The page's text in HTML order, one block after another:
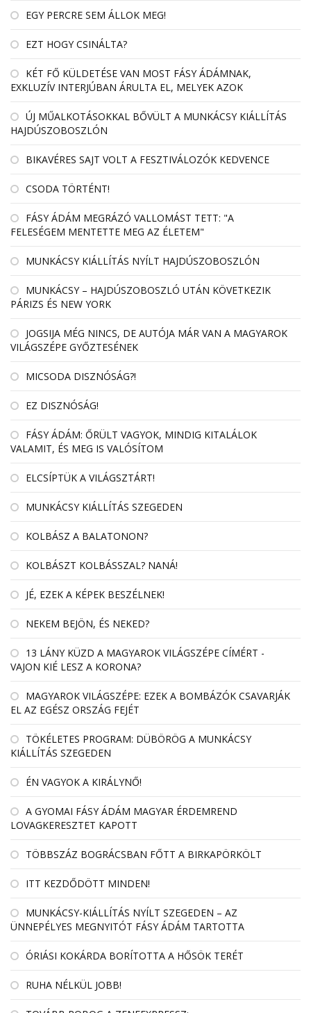
EGY PERCRE SEM ÁLLOK MEG!
EZT HOGY CSINÁLTA?
KÉT FŐ KÜLDETÉSE VAN MOST FÁSY ÁDÁMNAK,
EXKLUZÍV INTERJÚBAN ÁRULTA EL, MELYEK AZOK
ÚJ MŰALKOTÁSOKKAL BŐVÜLT A MUNKÁCSY KIÁLLÍTÁS
HAJDÚSZOBOSZLÓN
BIKAVÉRES SAJT VOLT A FESZTIVÁLOZÓK KEDVENCE
CSODA TÖRTÉNT!
FÁSY ÁDÁM MEGRÁZÓ VALLOMÁST TETT: "A
FELESÉGEM MENTETTE MEG AZ ÉLETEM"
MUNKÁCSY KIÁLLÍTÁS NYÍLT HAJDÚSZOBOSZLÓN
MUNKÁCSY – HAJDÚSZOBOSZLÓ UTÁN KÖVETKEZIK
PÁRIZS ÉS NEW YORK
JOGSIJA MÉG NINCS, DE AUTÓJA MÁR VAN A MAGYAROK
VILÁGSZÉPE GYŐZTESÉNEK
MICSODA DISZNÓSÁG?!
EZ DISZNÓSÁG!
FÁSY ÁDÁM: ŐRÜLT VAGYOK, MINDIG KITALÁLOK
VALAMIT, ÉS MEG IS VALÓSÍTOM
ELCSÍPTÜK A VILÁGSZTÁRT!
MUNKÁCSY KIÁLLÍTÁS SZEGEDEN
KOLBÁSZ A BALATONON?
KOLBÁSZT KOLBÁSSZAL? NANÁ!
JÉ, EZEK A KÉPEK BESZÉLNEK!
NEKEM BEJÖN, ÉS NEKED?
13 LÁNY KÜZD A MAGYAROK VILÁGSZÉPE CÍMÉRT -
VAJON KIÉ LESZ A KORONA?
MAGYAROK VILÁGSZÉPE: EZEK A BOMBÁZÓK CSAVARJÁK
EL AZ EGÉSZ ORSZÁG FEJÉT
TÖKÉLETES PROGRAM: DÜBÖRÖG A MUNKÁCSY
KIÁLLÍTÁS SZEGEDEN
ÉN VAGYOK A KIRÁLYNŐ!
A GYOMAI FÁSY ÁDÁM MAGYAR ÉRDEMREND
LOVAGKERESZTET KAPOTT
TÖBBSZÁZ BOGRÁCSBAN FŐTT A BIRKAPÖRKÖLT
ITT KEZDŐDÖTT MINDEN!
MUNKÁCSY-KIÁLLÍTÁS NYÍLT SZEGEDEN – AZ
ÜNNEPÉLYES MEGNYITÓT FÁSY ÁDÁM TARTOTTA
ÓRIÁSI KOKÁRDA BORÍTOTTA A HŐSÖK TERÉT
RUHA NÉLKÜL JOBB!